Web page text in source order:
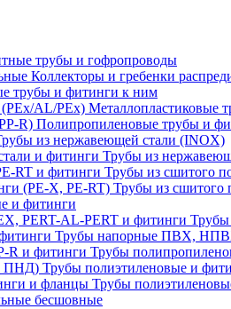
трубы и гофропроводы
Коллекторы и гребенки
трубы и фитинги к ним
Металлопластиковые
Полипропиленовые трубы и
из нержавеющей стали (INOX)
Трубы из
Трубы из сшитого
Трубы из сшитого
и фитинги
Трубы
Трубы напорные ПВХ,
Трубы
Трубы полиэтиленовые и
Трубы
бесшовные